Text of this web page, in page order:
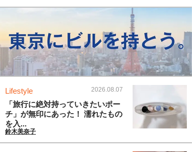
Lifestyle 2026.08.07
「旅行に絶対持っていきたいポー
チ」が無印にあった！ 濡れたもの
を入...
鈴木美奈子